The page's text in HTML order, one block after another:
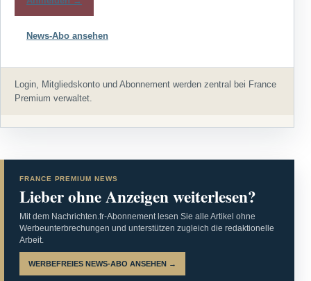
News-Abo ansehen
Login, Mitgliedskonto und Abonnement werden zentral bei France
Premium verwaltet.
FRANCE PREMIUM NEWS
Lieber ohne Anzeigen weiterlesen?
Mit dem Nachrichten.fr-Abonnement lesen Sie alle Artikel ohne
Werbeunterbrechungen und unterstützen zugleich die redaktionelle
Arbeit.
WERBEFREIES NEWS-ABO ANSEHEN →